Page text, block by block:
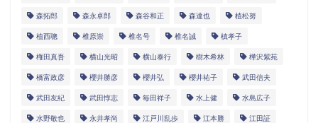
森拓郎 森永卓郎 森谷和正 森達也 植松努
植西聰 椎原崇 椎名号 椎名誠 槙孝子
権田真吾 横山光昭 横山泰行 樹木希林 樺沢紫苑
橋富政彦 櫻井勝彦 櫻井弘 櫻井祐子 武田信夫
武田友紀 武田惇志 毎田祥子 水上健 水島広子
水野敬也 永井孝尚 江戸川乱歩 江本勝 江田証